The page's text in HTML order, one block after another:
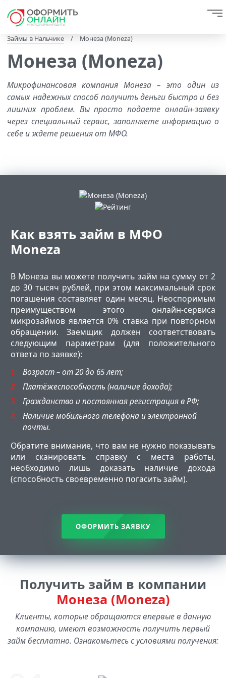
Займы в Нальчике / Монеза (Moneza)
Монеза (Moneza)
Микрофинансовая компания Монеза – это один из
самых надежных способ получить деньги быстро и без
лишних проблем. Вы просто подаете онлайн-заявку
через специальный сервис, заполняете информацию о
себе и ждете решения от МФО.
Как взять займ в МФО
Moneza
В Монеза вы можете получить займ на сумму от 2
до 30 тысяч рублей, при этом максимальный срок
погашения составляет один месяц. Неоспоримым
преимуществом этого онлайн-сервиса
микрозаймов является 0% ставка при повторном
обращении. Заемщик должен соответствовать
следующим параметрам (для положительного
ответа по заявке):
Возраст – от 20 до 65 лет;
Платёжеспособность (наличие дохода);
Гражданство и постоянная регистрация в РФ;
Наличие мобильного телефона и электронной
почты.
Обратите внимание, что вам не нужно показывать
или сканировать справку с места работы,
необходимо лишь доказать наличие дохода
(способность своевременно погасить займ).
ОФОРМИТЬ ЗАЯВКУ
Получить займ в компании
Монеза (Moneza)
Клиенты, которые обращаются впервые в данную
компанию, имеют возможность получить первый
займ бесплатно. Ознакомьтесь с условиями получения: